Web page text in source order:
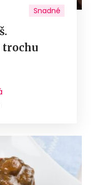
Snadné
trochu